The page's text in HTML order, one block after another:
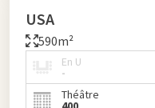
USA
590m²
En U
-
Théâtre